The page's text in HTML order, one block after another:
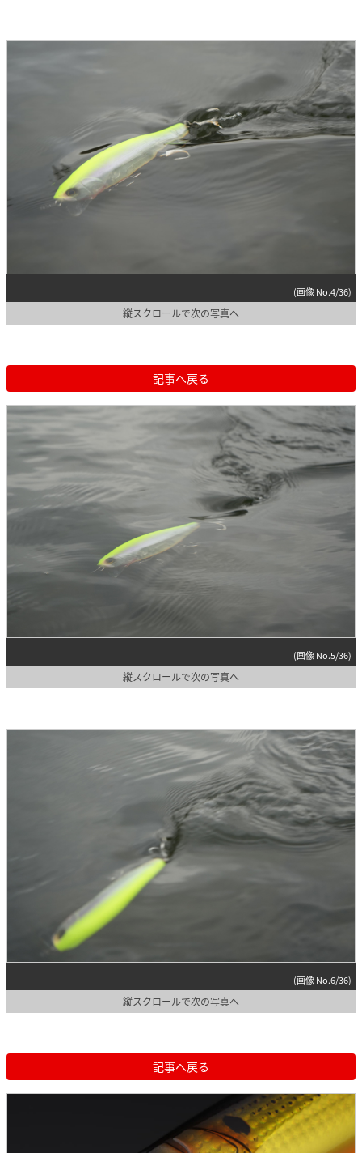
(画像 No.4/36)
縦スクロールで次の写真へ
記事へ戻る
(画像 No.5/36)
縦スクロールで次の写真へ
(画像 No.6/36)
縦スクロールで次の写真へ
記事へ戻る